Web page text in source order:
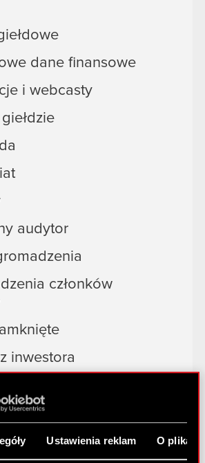
Ustawienia reklam O
dane finansowe
i webcasty
audytor
członków
inwestora
linki